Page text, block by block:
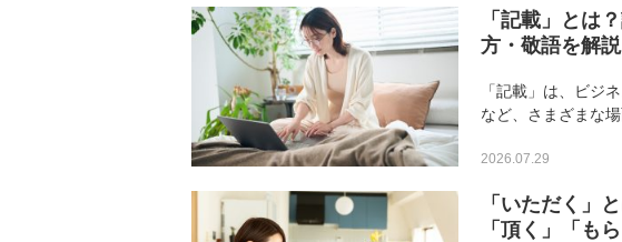
「記載」とは
方・敬語を解説
「記載」は、ビジ
など、さまざまな
ださい」「記載し
2026.07.29
「いただく」
「頂く」「も